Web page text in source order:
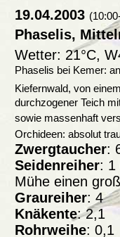
19.04.2003
Phaselis,
Wetter: 21°C,
Phaselis bei Kemer:
Kiefernwald, von
durchzogener Teich
sowie massenhaft
Orchideen: absolut
Zwergtaucher:
Seidenreiher: 1
Mühe einen
Graureiher: 4
Knäkente: 2,1
Rohrweihe: 0,1